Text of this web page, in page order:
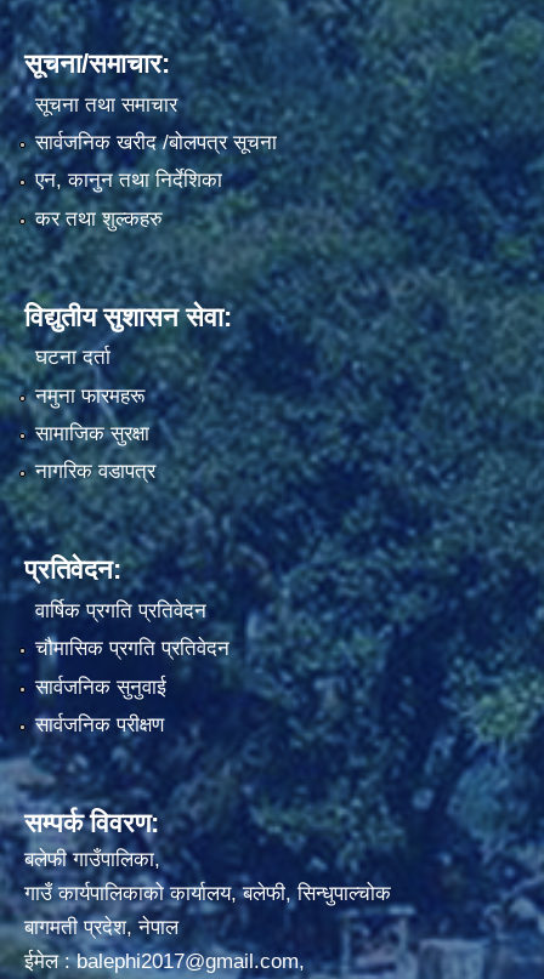
सूचना/समाचार:
सूचना तथा समाचार
सार्वजनिक खरीद /बोलपत्र सूचना
एन, कानुन तथा निर्देशिका
कर तथा शुल्कहरु
विद्युतीय सुशासन सेवा:
घटना दर्ता
नमुना फारमहरू
सामाजिक सुरक्षा
नागरिक वडापत्र
प्रतिवेदन:
वार्षिक प्रगति प्रतिवेदन
चौमासिक प्रगति प्रतिवेदन
सार्वजनिक सुनुवाई
सार्वजनिक परीक्षण
सम्पर्क विवरण:
बलेफी गाउँपालिका,
गाउँ कार्यपालिकाको कार्यालय, बलेफी, सिन्धुपाल्चोक
बागमती प्रदेश, नेपाल
ईमेल :balephi2017@gmail.com,